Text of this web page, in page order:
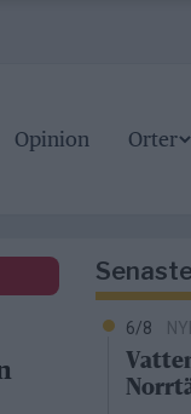
Opinion Orter
6/8